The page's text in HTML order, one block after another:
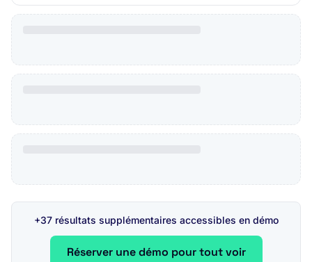
+37 résultats supplémentaires accessibles en démo
Réserver une démo pour tout voir